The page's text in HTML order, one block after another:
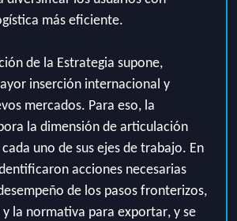
más eficiente.
de la Estrategia supone,
inserción internacional y
mercados. Para eso, la
la dimensión de articulación
uno de sus ejes de trabajo. En
acciones necesarias
de los pasos fronterizos,
y la normativa para exportar, y se